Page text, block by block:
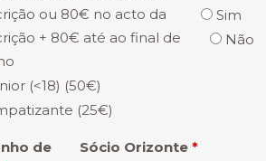
ou 80€ no acto da
+ 80€ até ao final de
(<18) (50€)
(25€)
Sim
Não
de
Sócio Orizonte *